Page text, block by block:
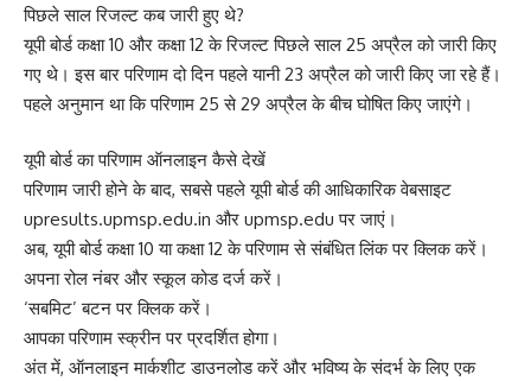
पिछले साल रिजल्ट कब जारी हुए थे?
यूपी बोर्ड कक्षा 10 और कक्षा 12 के रिजल्ट पिछले साल 25 अप्रैल को जारी किए
गए थे। इस बार परिणाम दो दिन पहले यानी 23 अप्रैल को जारी किए जा रहे हैं।
पहले अनुमान था कि परिणाम 25 से 29 अप्रैल के बीच घोषित किए जाएंगे।
यूपी बोर्ड का परिणाम ऑनलाइन कैसे देखें
परिणाम जारी होने के बाद, सबसे पहले यूपी बोर्ड की आधिकारिक वेबसाइट
upresults.upmsp.edu.in और upmsp.edu पर जाएं।
अब, यूपी बोर्ड कक्षा 10 या कक्षा 12 के परिणाम से संबंधित लिंक पर क्लिक करें।
अपना रोल नंबर और स्कूल कोड दर्ज करें।
‘सबमिट’ बटन पर क्लिक करें।
आपका परिणाम स्क्रीन पर प्रदर्शित होगा।
अंत में, ऑनलाइन मार्कशीट डाउनलोड करें और भविष्य के संदर्भ के लिए एक